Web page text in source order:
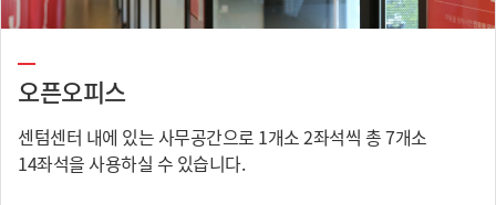
오픈오피스
센텀센터 내에 있는 사무공간으로 1개소 2좌석씩 총 7개소
14좌석을 사용하실 수 있습니다.